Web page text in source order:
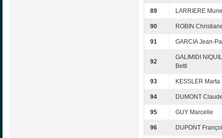
89 LARRIERE
90 ROBIN
91 GARCIA Jean-
92
GALIMIDI
Betti
93 KESSLER Marta
94 DUMONT
95 GUY Marcelle
96 DUPONT